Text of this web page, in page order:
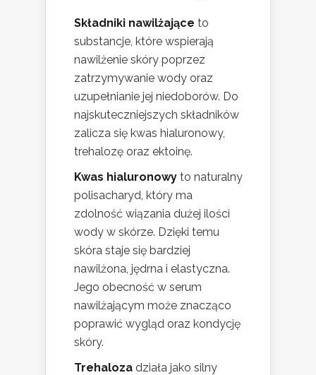
Składniki nawilżające to
substancje, które wspierają
nawilżenie skóry poprzez
zatrzymywanie wody oraz
uzupełnianie jej niedoborów. Do
najskuteczniejszych składników
zalicza się kwas hialuronowy,
trehalozę oraz ektoinę.
Kwas hialuronowy to naturalny
polisacharyd, który ma
zdolność wiązania dużej ilości
wody w skórze. Dzięki temu
skóra staje się bardziej
nawilżona, jędrna i elastyczna.
Jego obecność w serum
nawilżającym może znacząco
poprawić wygląd oraz kondycję
skóry.
Trehaloza działa jako silny